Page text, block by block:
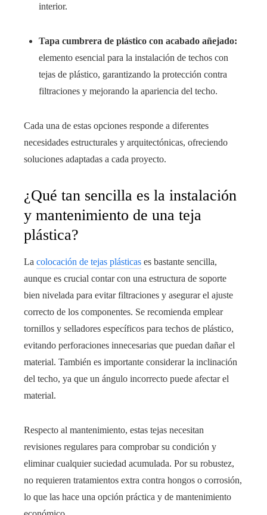
interior.
Tapa cumbrera de plástico con acabado añejado:
elemento esencial para la instalación de techos con
tejas de plástico, garantizando la protección contra
filtraciones y mejorando la apariencia del techo.
Cada una de estas opciones responde a diferentes
necesidades estructurales y arquitectónicas, ofreciendo
soluciones adaptadas a cada proyecto.
¿Qué tan sencilla es la instalación
y mantenimiento de una teja
plástica?
La colocación de tejas plásticas es bastante sencilla,
aunque es crucial contar con una estructura de soporte
bien nivelada para evitar filtraciones y asegurar el ajuste
correcto de los componentes. Se recomienda emplear
tornillos y selladores específicos para techos de plástico,
evitando perforaciones innecesarias que puedan dañar el
material. También es importante considerar la inclinación
del techo, ya que un ángulo incorrecto puede afectar el
material.
Respecto al mantenimiento, estas tejas necesitan
revisiones regulares para comprobar su condición y
eliminar cualquier suciedad acumulada. Por su robustez,
no requieren tratamientos extra contra hongos o corrosión,
lo que las hace una opción práctica y de mantenimiento